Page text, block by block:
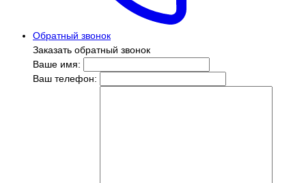
Обратный звонок
Заказать обратный звонок
Ваше имя:
Ваш телефон: